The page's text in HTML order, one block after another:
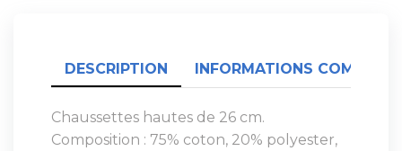
DESCRIPTION INFORMATIONS
Chaussettes hautes de 26 cm.
Composition : 75% coton, 20% polyester,